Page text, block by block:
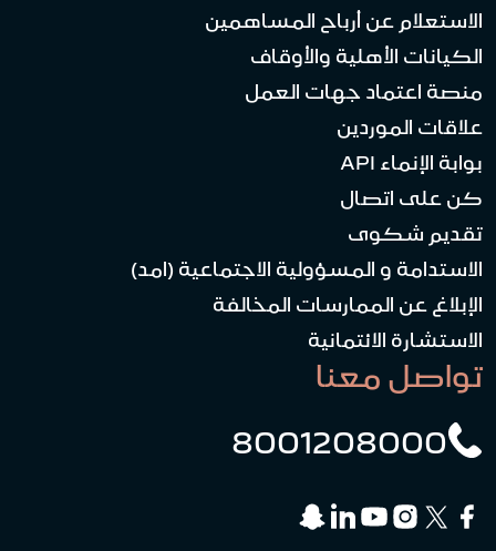
الاستعلام عن أرباح المساهمين
الكيانات الأهلية والأوقاف
منصة اعتماد جهات العمل
علاقات الموردين
بوابة الإنماء API
كن على اتصال
تقديم شكوى
الاستدامة و المسؤولية الاجتماعية (امد)
الإبلاغ عن الممارسات المخالفة
الاستشارة الائتمانية
تواصل معنا
8001208000